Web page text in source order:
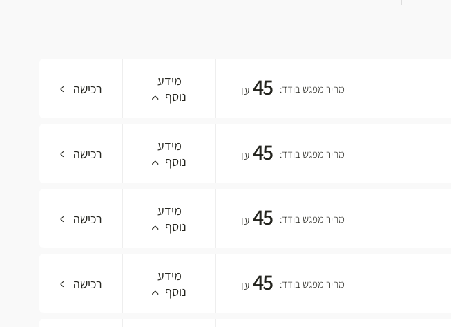
מחיר מפגש בודד: ₪ 45
מידע
נוסף
רכישה
מחיר מפגש בודד: ₪ 45
מידע
נוסף
רכישה
מחיר מפגש בודד: ₪ 45
מידע
נוסף
רכישה
מחיר מפגש בודד: ₪ 45
מידע
נוסף
רכישה